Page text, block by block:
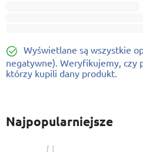
Wyświetlane są wszystkie
negatywne). Weryfikujemy, czy
którzy kupili dany produkt.
Najpopularniejsze